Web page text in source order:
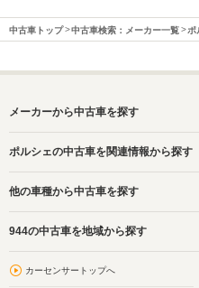
中古車トップ 中古車検索：メーカー一覧 ポ
メーカーから中古車を探す
ポルシェの中古車を関連情報から探す
他の車種から中古車を探す
944の中古車を地域から探す
カーセンサートップへ